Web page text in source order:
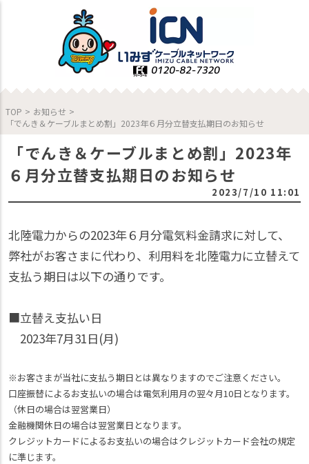
TOP > お知らせ >
「でんき＆ケーブルまとめ割」2023年６月分立替支払期日のお知らせ
「でんき＆ケーブルまとめ割」2023年
６月分立替支払期日のお知らせ
2023/7/10 11:01
北陸電力からの2023年６月分電気料金請求に対して、
弊社がお客さまに代わり、利用料を北陸電力に立替えて
支払う期日は以下の通りです。
■立替え支払い日
2023年7月31日(月)
※お客さまが当社に支払う期日とは異なりますのでご注意ください。
口座振替によるお支払いの場合は電気利用月の翌々月10日となります。
（休日の場合は翌営業日）
金融機関休日の場合は翌営業日となります。
クレジットカードによるお支払いの場合はクレジットカード会社の規定
に準じます。